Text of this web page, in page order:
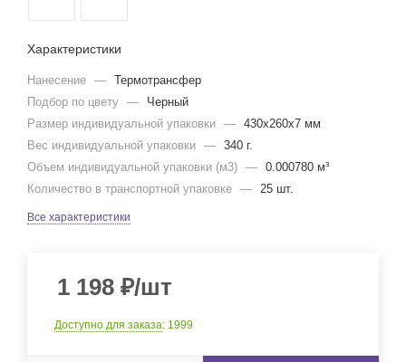
Характеристики
Нанесение — Термотрансфер
Подбор по цвету —
Черный
Размер индивидуальной упаковки — 430x260x7 мм
Вес индивидуальной упаковки — 340 г.
Объем индивидуальной упаковки (м3) — 0.000780 м³
Количество в транспортной упаковке — 25 шт.
Все характеристики
1 198 ₽/шт
Доступно для заказа: 1999